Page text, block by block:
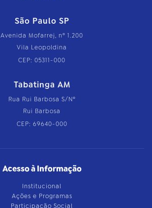
São Paulo SP
Avenida Mofarrej, nº 1.200
Vila Leopoldina
CEP: 05311-000
Tabatinga AM
Rua Rui Barbosa S/Nº
Rui Barbosa
CEP: 69640-000
Acesso à Informação
Institucional
Ações e Programas
Participação Social